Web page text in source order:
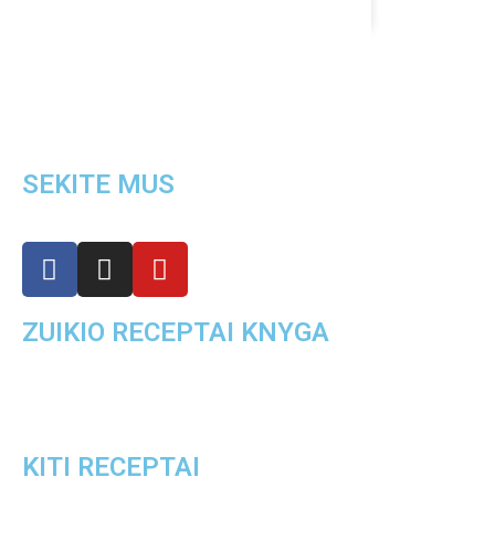
SEKITE MUS
ZUIKIO RECEPTAI KNYGA
KITI RECEPTAI